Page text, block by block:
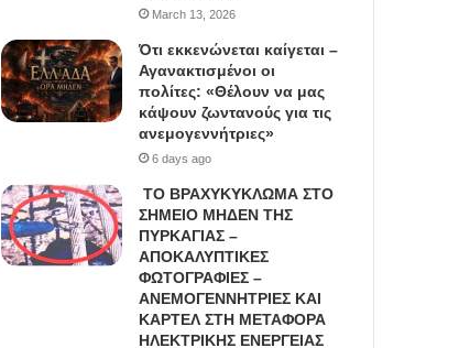
March 13, 2026
Ότι εκκενώνεται καίγεται –
Αγανακτισμένοι οι
πολίτες: «Θέλουν να μας
κάψουν ζωντανούς για τις
ανεμογεννήτριες»
6 days ago
ΤΟ ΒΡΑΧΥΚΥΚΛΩΜΑ ΣΤΟ
ΣΗΜΕΙΟ ΜΗΔΕΝ ΤΗΣ
ΠΥΡΚΑΓΙΑΣ –
ΑΠΟΚΑΛΥΠΤΙΚΕΣ
ΦΩΤΟΓΡΑΦΙΕΣ –
ΑΝΕΜΟΓΕΝΝΗΤΡΙΕΣ ΚΑΙ
ΚΑΡΤΕΛ ΣΤΗ ΜΕΤΑΦΟΡΑ
ΗΛΕΚΤΡΙΚΗΣ ΕΝΕΡΓΕΙΑΣ